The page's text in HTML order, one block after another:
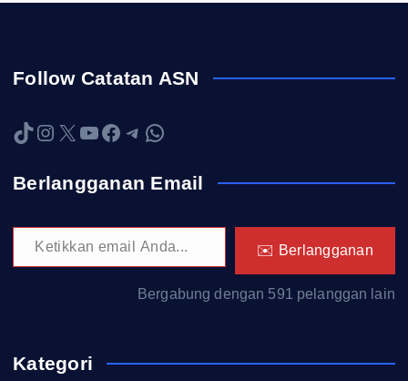
Follow Catatan ASN
TikTok Instagram X YouTube Facebook Telegram WhatsApp
Berlangganan Email
Ketikkan email Anda...
✉️ Berlangganan
Bergabung dengan 591 pelanggan lain
Kategori